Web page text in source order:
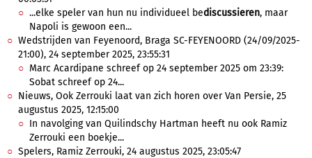
...elke speler van hun nu individueel bediscussieren, maar
Napoli is gewoon een...
Wedstrijden van Feyenoord, Braga SC-FEYENOORD (24/09/2025-
21:00), 24 september 2025, 23:55:31
Marc Acardipane schreef op 24 september 2025 om 23:39:
Sobat schreef op 24...
Nieuws, Ook Zerrouki laat van zich horen over Van Persie, 25
augustus 2025, 12:15:00
In navolging van Quilindschy Hartman heeft nu ook Ramiz
Zerrouki een boekje...
Spelers, Ramiz Zerrouki, 24 augustus 2025, 23:05:47